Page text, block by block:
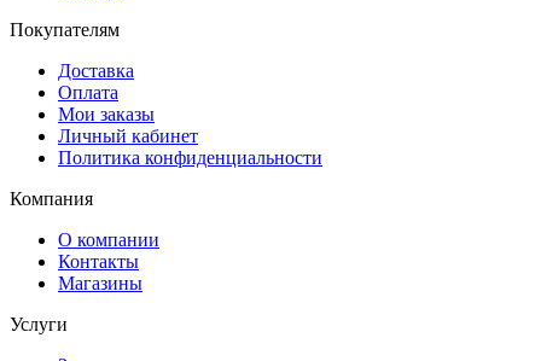
Покупателям
Доставка
Оплата
Мои заказы
Личный кабинет
Политика конфиденциальности
Компания
О компании
Контакты
Магазины
Услуги